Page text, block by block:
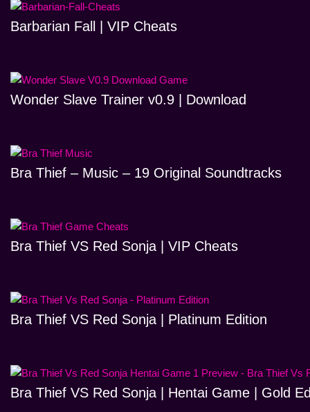
Barbarian Fall | VIP Cheats
Wonder Slave Trainer v0.9 | Download
Bra Thief – Music – 19 Original Soundtracks
Bra Thief VS Red Sonja | VIP Cheats
Bra Thief VS Red Sonja | Platinum Edition
Bra Thief VS Red Sonja | Hentai Game | Gold